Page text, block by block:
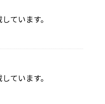
ています。
ています。